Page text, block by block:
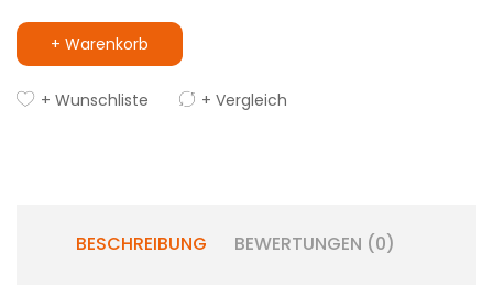
+ Warenkorb
+ Wunschliste + Vergleich
BESCHREIBUNG BEWERTUNGEN (0)